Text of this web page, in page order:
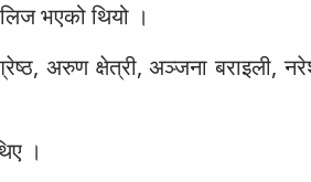
भएको थियो ।
अरुण क्षेत्री, अञ्जना बराइली,
।